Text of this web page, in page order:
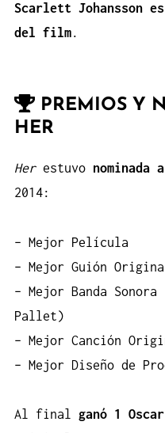
Scarlett Johansson
del film.
PREMIOS Y
HER
Her estuvo nominada
2014:
– Mejor Película
– Mejor Guión
– Mejor Banda
Pallet)
– Mejor Canción
– Mejor Diseño de
Al final ganó 1 Oscar